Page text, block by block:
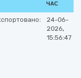
ЧАС
24-06-
2026,
15:56:47